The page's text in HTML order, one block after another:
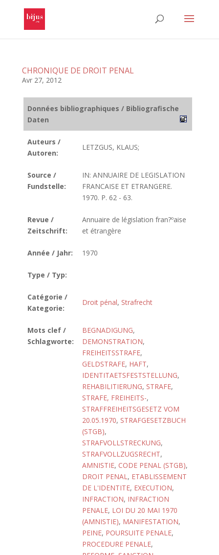
CHRONIQUE DE DROIT PENAL
Avr 27, 2012
Données bibliographiques / Bibliografische
Daten
Auteurs /
Autoren:
LETZGUS, KLAUS;
Source /
Fundstelle:
IN: ANNUAIRE DE LEGISLATION
FRANCAISE ET ETRANGERE.
1970. P. 62 - 63.
Revue /
Zeitschrift:
Annuaire de législation fran?ºaise
et étrangère
Année / Jahr: 1970
Type / Typ:
Catégorie /
Kategorie:
Droit pénal, Strafrecht
Mots clef /
Schlagworte:
BEGNADIGUNG,
DEMONSTRATION,
FREIHEITSSTRAFE,
GELDSTRAFE, HAFT,
IDENTITAETSFESTSTELLUNG,
REHABILITIERUNG, STRAFE,
STRAFE, FREIHEITS-,
STRAFFREIHEITSGESETZ VOM
20.05.1970, STRAFGESETZBUCH
(STGB),
STRAFVOLLSTRECKUNG,
STRAFVOLLZUGSRECHT,
AMNISTIE, CODE PENAL (STGB),
DROIT PENAL, ETABLISSEMENT
DE L'IDENTITE, EXECUTION,
INFRACTION, INFRACTION
PENALE, LOI DU 20 MAI 1970
(AMNISTIE), MANIFESTATION,
PEINE, POURSUITE PENALE,
PROCEDURE PENALE,